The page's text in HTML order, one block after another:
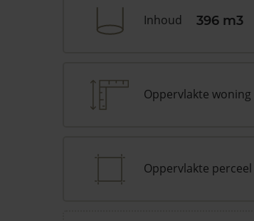
Inhoud 396 m3
Oppervlakte woning
Oppervlakte perceel